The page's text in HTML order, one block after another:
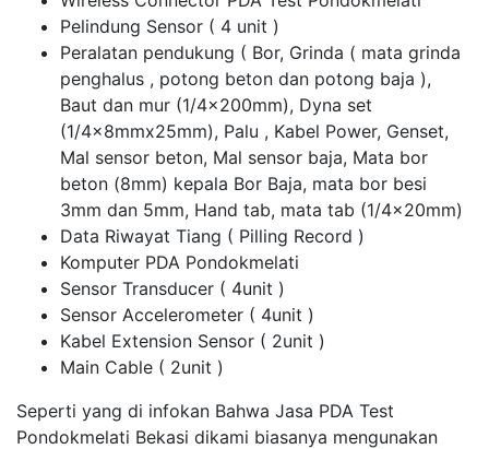
Pelindung Sensor ( 4 unit )
Peralatan pendukung ( Bor, Grinda ( mata grinda
penghalus , potong beton dan potong baja ),
Baut dan mur (1/4x200mm), Dyna set
(1/4x8mmx25mm), Palu , Kabel Power, Genset,
Mal sensor beton, Mal sensor baja, Mata bor
beton (8mm) kepala Bor Baja, mata bor besi
3mm dan 5mm, Hand tab, mata tab (1/4x20mm)
Data Riwayat Tiang ( Pilling Record )
Komputer PDA Pondokmelati
Sensor Transducer ( 4unit )
Sensor Accelerometer ( 4unit )
Kabel Extension Sensor ( 2unit )
Main Cable ( 2unit )
Seperti yang di infokan Bahwa Jasa PDA Test
Pondokmelati Bekasi dikami biasanya mengunakan